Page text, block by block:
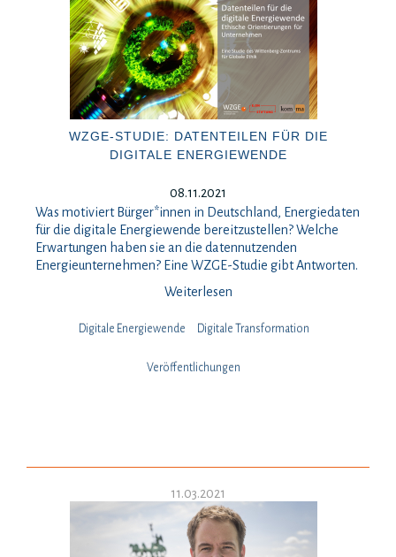
WZGE-STUDIE: DATENTEILEN FÜR DIE
DIGITALE ENERGIEWENDE
08.11.2021
Was motiviert Bürger*innen in Deutschland, Energiedaten
für die digitale Energiewende bereitzustellen? Welche
Erwartungen haben sie an die datennutzenden
Energieunternehmen? Eine WZGE-Studie gibt Antworten.
Weiterlesen
Digitale Energiewende Digitale Transformation
Veröffentlichungen
11.03.2021